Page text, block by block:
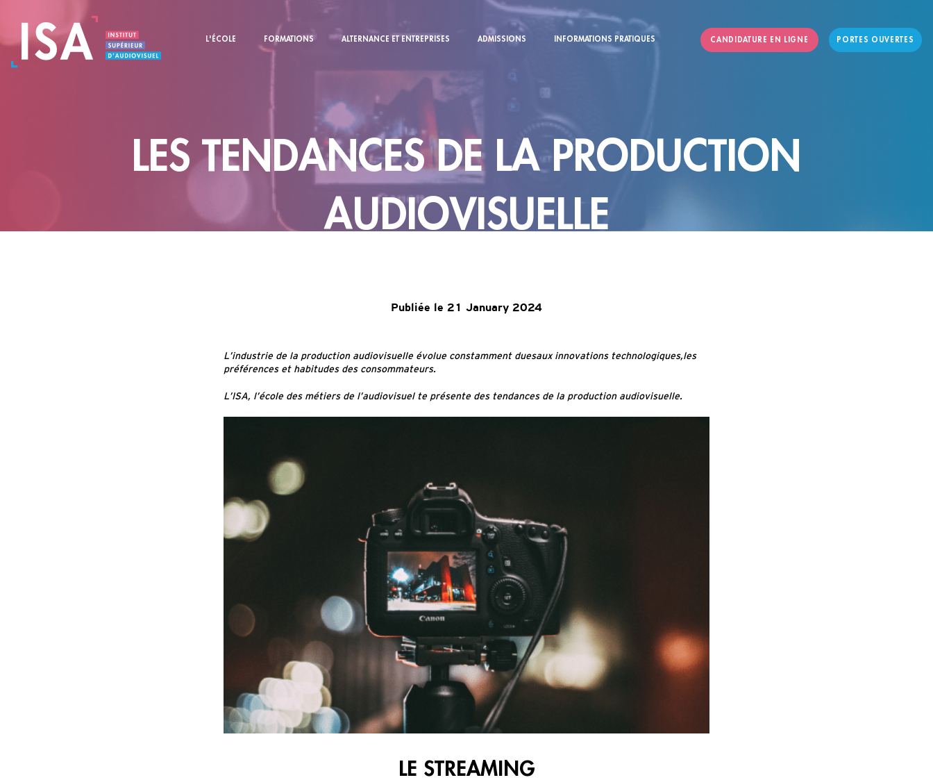
L'ÉCOLE FORMATIONS ALTERNANCE ET ENTREPRISES ADMISSIONS INFORMATIONS PRATIQUES CANDIDATURE EN LIGNE PORTES OUVERTES
LES TENDANCES DE LA PRODUCTION
AUDIOVISUELLE
Publiée le 21 January 2024
L’industrie de la production audiovisuelle évolue constamment duesaux innovations technologiques,les
préférences et habitudes des consommateurs.
L’ISA, l’école des métiers de l’audiovisuel te présente des tendances de la production audiovisuelle.
LE STREAMING